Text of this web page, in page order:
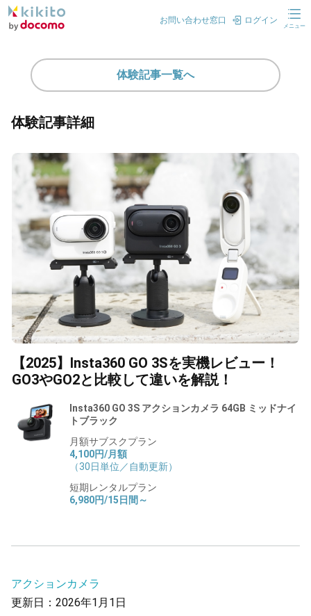
お問い合わせ窓口 ログイン
メニュー
体験記事一覧へ
体験記事詳細
【2025】Insta360 GO 3Sを実機レビュー！
GO3やGO2と比較して違いを解説！
Insta360 GO 3S アクションカメラ 64GB ミッドナイ
トブラック
月額サブスクプラン
4,100円/月額
（30日単位／自動更新）
短期レンタルプラン
6,980円/15日間～
アクションカメラ
更新日：2026年1月1日